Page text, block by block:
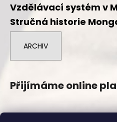
Vzdělávací systém v
Stručná historie
ARCHIV
Přijímáme online